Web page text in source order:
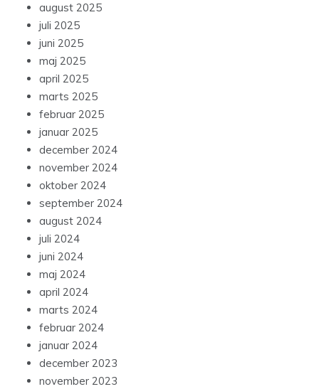
august 2025
juli 2025
juni 2025
maj 2025
april 2025
marts 2025
februar 2025
januar 2025
december 2024
november 2024
oktober 2024
september 2024
august 2024
juli 2024
juni 2024
maj 2024
april 2024
marts 2024
februar 2024
januar 2024
december 2023
november 2023